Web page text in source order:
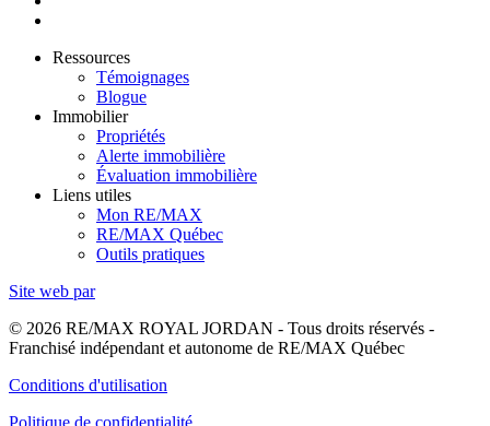
Ressources
Témoignages
Blogue
Immobilier
Propriétés
Alerte immobilière
Évaluation immobilière
Liens utiles
Mon RE/MAX
RE/MAX Québec
Outils pratiques
Site web par
© 2026 RE/MAX ROYAL JORDAN - Tous droits réservés -
Franchisé indépendant et autonome de RE/MAX Québec
Conditions d'utilisation